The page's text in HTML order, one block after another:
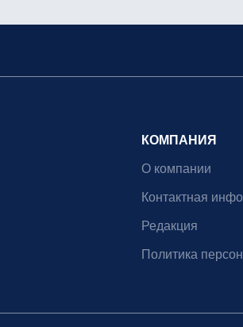
КОМПАНИЯ
О компании
Контактная
Редакция
Политика